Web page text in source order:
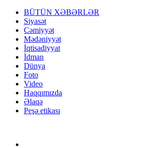
BÜTÜN XƏBƏRLƏR
Siyasət
Cəmiyyət
Mədəniyyət
İqtisadiyyat
İdman
Dünya
Foto
Video
Haqqımızda
Əlaqə
Peşə etikası